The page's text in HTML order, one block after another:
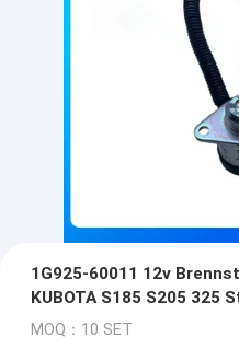
1G925-60011 12v
KUBOTA S185 S205 325
MOQ：10 SET